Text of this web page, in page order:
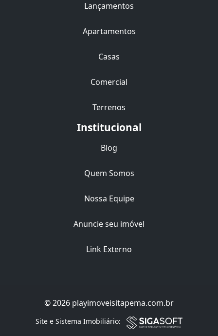
Filtro
Lançamentos
Apartamentos
Casas
Comercial
Terrenos
Institucional
Blog
Quem Somos
Nossa Equipe
Anuncie seu imóvel
Link Externo
© 2026 playimoveisitapema.com.br
Site e Sistema Imobiliário: